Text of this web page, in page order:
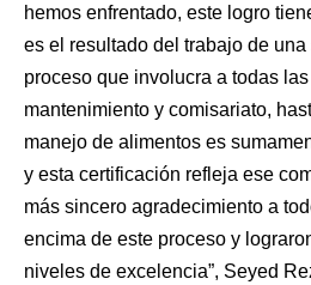
hemos enfrentado, este logro
es el resultado del trabajo de
proceso que involucra a todas
mantenimiento y comisariato,
manejo de alimentos es
y esta certificación refleja ese
más sincero agradecimiento a
encima de este proceso y
niveles de excelencia”, Seyed